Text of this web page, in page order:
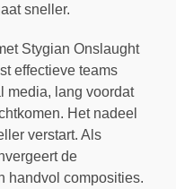
sneller.
Stygian Onslaught
effectieve teams
media, lang voordat
Het nadeel
verstart. Als
de
handvol composities.